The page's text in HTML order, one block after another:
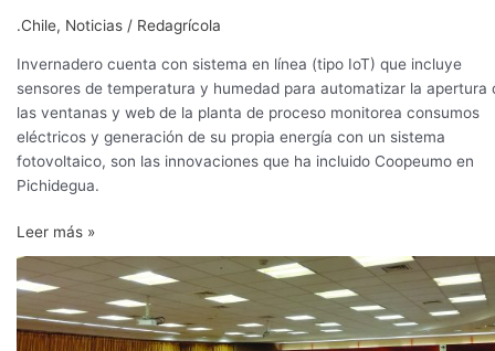
.Chile, Noticias / Redagrícola
Invernadero cuenta con sistema en línea (tipo IoT) que incluye
sensores de temperatura y humedad para automatizar la apertura
las ventanas y web de la planta de proceso monitorea consumos
eléctricos y generación de su propia energía con un sistema
fotovoltaico, son las innovaciones que ha incluido Coopeumo en
Pichidegua.
Leer más »
entra
en
una